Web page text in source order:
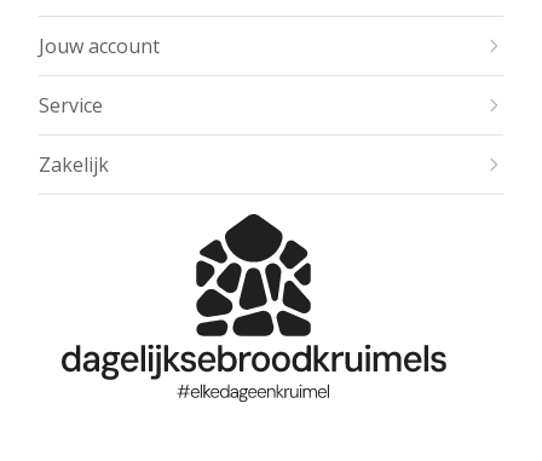
Jouw account
Service
Zakelijk